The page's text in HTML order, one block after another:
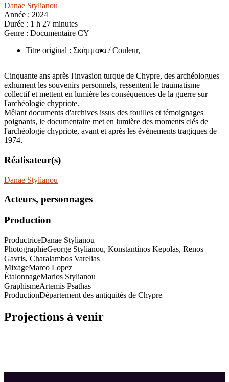
Danae Stylianou
Année : 2024
Durée : 1 h 27 minutes
Genre : Documentaire CY
Titre original : Σκάμματα / Couleur,
Cinquante ans après l'invasion turque de Chypre, des archéologues
exhument les souvenirs personnels, ressentent le traumatisme
collectif et mettent en lumière les conséquences de la guerre sur
l'archéologie chypriote.
Mêlant documents d'archives issus des fouilles et témoignages
poignants, le documentaire met en lumière des moments clés de
l'archéologie chypriote, avant et après les événements tragiques de
1974.
Réalisateur(s)
Danae Stylianou
Acteurs, personnages
Production
ProductriceDanae Stylianou
PhotographieGeorge Stylianou, Konstantinos Kepolas, Renos
Gavris, Charalambos Varelias
MixageMarco Lopez
ÉtalonnageMarios Stylianou
GraphismeArtemis Psathas
ProductionDépartement des antiquités de Chypre
Projections à venir